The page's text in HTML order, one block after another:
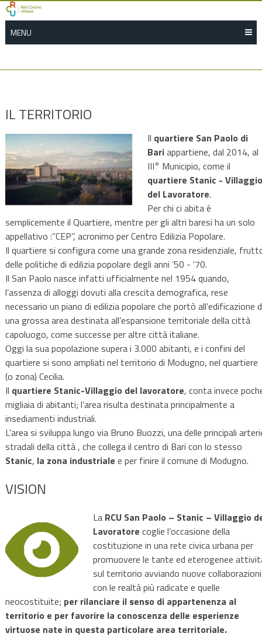
Skip
to
content
MENU
IL TERRITORIO
Il quartiere San Paolo di
Bariappartiene, dal 2014, al
III° Municipio, come il
quartiere Stanic -
del Lavoratore.
Per chi ci abita è
semplicemente il Quartiere, mentre per gli altri baresi ha un solo
appellativo :”CEP’’, acronimo per Centro Edilizia Popolare.
Il quartiere si configura come una grande zona residenziale,
delle politiche di edilizia popolare degli anni ’50 - ’70.
Il San Paolo nasce infatti ufficialmente nel 1954 quando,
l’assenza di alloggi dovuti alla crescita demografica, rese
necessario un piano di edilizia popolare che portò all’edificazione
una grossa area destinata all’espansione territoriale della città
capoluogo, come successe per altre città italiane.
Oggi la sua popolazione supera i 3.000 abitanti, e i confini del
quartiere si sono ampliati nel territorio di Modugno, nel quartiere
(o zona) Cecilia.
Il quartiere Stanic-Villaggio del lavoratore, conta invece
migliaia di abitanti; l’area risulta destinata principalmente a
insediamenti industriali.
L’area si sviluppa lungo via Bruno Buozzi, una delle principali
stradali della città , che collega il centro di Bari con lo stesso
Stanic, la zona industriale e per finire il comune di Modugno.
VISION
La RCU San Paolo – Stanic – Villaggio
Lavoratore coglie l’occasione della
costituzione in una rete civica urbana per
promuovere le tante ed eterogenee
sul territorio avviando nuove collaborazioni
con le realtà più radicate e quelle
neocostituite; per rilanciare il senso di appartenenza al
territorio e per favorire la conoscenza delle esperienze
virtuose nate in questa particolare area territoriale.